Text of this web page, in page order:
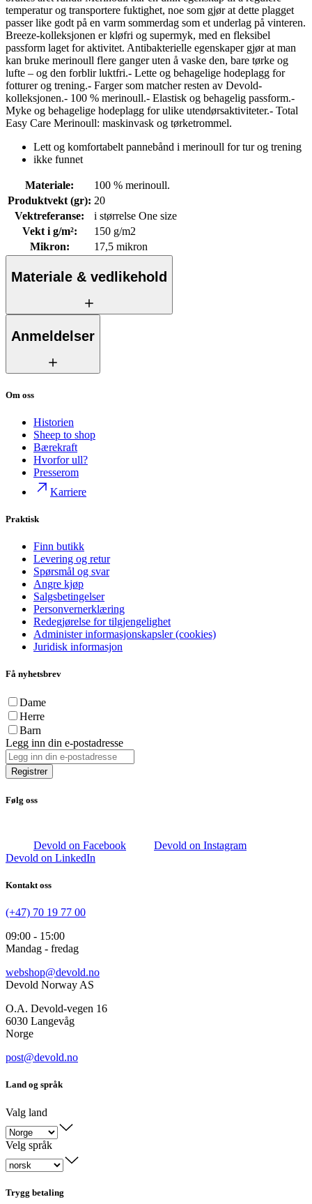
temperatur og transportere fuktighet, noe som gjør at dette plagget
passer like godt på en varm sommerdag som et underlag på vinteren.
Breeze-kolleksjonen er kløfri og supermyk, med en fleksibel
passform laget for aktivitet. Antibakterielle egenskaper gjør at man
kan bruke merinoull flere ganger uten å vaske den, bare tørke og
lufte – og den forblir luktfri.- Lette og behagelige hodeplagg for
fotturer og trening.- Farger som matcher resten av Devold-
kolleksjonen.- 100 % merinoull.- Elastisk og behagelig passform.-
Myke og behagelige hodeplagg for ulike utendørsaktiviteter.- Total
Easy Care Merinoull: maskinvask og tørketrommel.
Lett og komfortabelt pannebånd i merinoull for tur og trening
ikke funnet
Materiale:
100 % merinoull.
Produktvekt (gr): 20
Vektreferanse:
i størrelse One size
Vekt i g/m²:
150 g/m2
Mikron: 17,5 mikron
Materiale & vedlikehold
Anmeldelser
Om oss
Historien
Sheep to shop
Bærekraft
Hvorfor ull?
Presserom
Karriere
Praktisk
Finn butikk
Levering og retur
Spørsmål og svar
Angre kjøp
Salgsbetingelser
Personvernerklæring
Redegjørelse for tilgjengelighet
Administer informasjonskapsler (cookies)
Juridisk informasjon
Få nyhetsbrev
Dame
Herre
Barn
Legg inn din e-postadresse
Registrer
Følg oss
Devold on Facebook
Devold on Instagram
Devold on LinkedIn
Kontakt oss
(+47) 70 19 77 00
09:00 - 15:00
Mandag - fredag
webshop@devold.no
Devold Norway AS
O.A. Devold-vegen 16
6030 Langevåg
Norge
post@devold.no
Land og språk
Valg land
Velg språk
Trygg betaling